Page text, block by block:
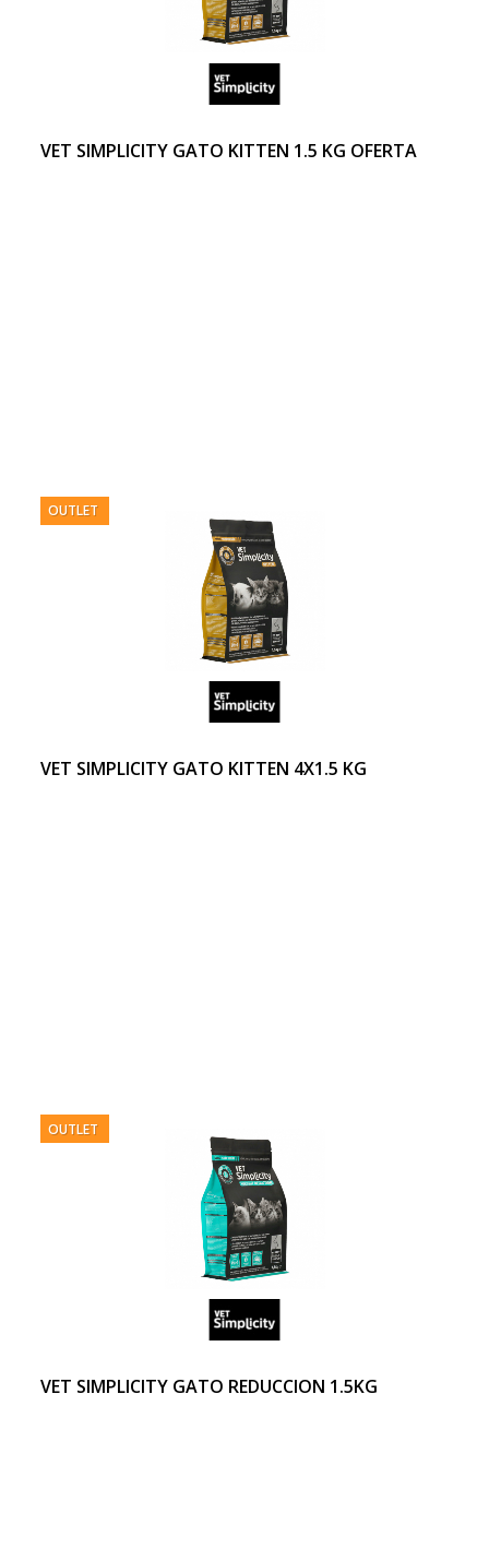
VET SIMPLICITY GATO KITTEN 1.5 KG OFERTA
OUTLET
VET SIMPLICITY GATO KITTEN 4X1.5 KG
OUTLET
VET SIMPLICITY GATO REDUCCION 1.5KG